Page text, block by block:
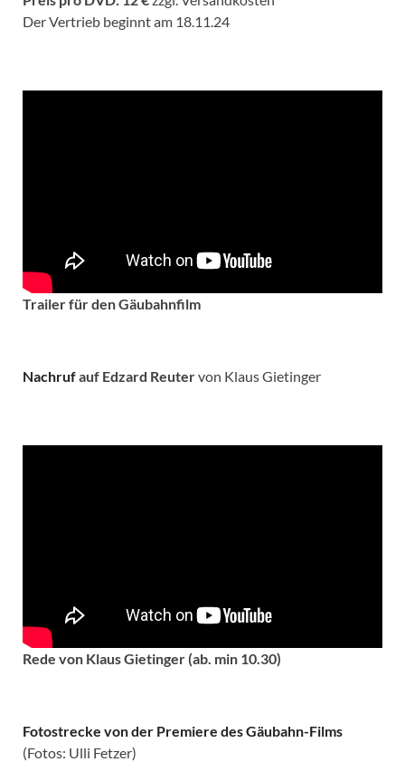
Der Vertrieb beginnt am 18.11.24
Trailer für den Gäubahnfilm
Nachrufauf Edzard Reutervon Klaus Gietinger
Rede von Klaus Gietinger (ab. min 10.30)
Fotostrecke von der Premiere des Gäubahn-Films
(Fotos: Ulli Fetzer)